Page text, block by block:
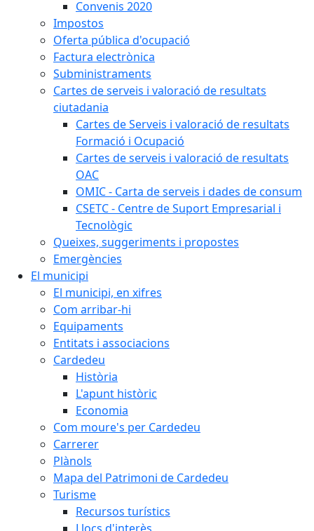
Convenis 2020
Impostos
Oferta pública d'ocupació
Factura electrònica
Subministraments
Cartes de serveis i valoració de resultats
ciutadania
Cartes de Serveis i valoració de resultats
Formació i Ocupació
Cartes de serveis i valoració de resultats
OAC
OMIC - Carta de serveis i dades de consum
CSETC - Centre de Suport Empresarial i
Tecnològic
Queixes, suggeriments i propostes
Emergències
El municipi
El municipi, en xifres
Com arribar-hi
Equipaments
Entitats i associacions
Cardedeu
Història
L'apunt històric
Economia
Com moure's per Cardedeu
Carrerer
Plànols
Mapa del Patrimoni de Cardedeu
Turisme
Recursos turístics